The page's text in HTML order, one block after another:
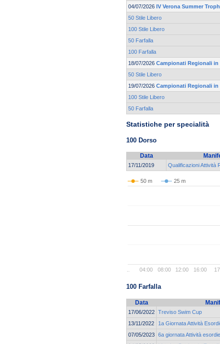
04/07/2026 IV Verona Summer
50 Stile Libero
100 Stile Libero
50 Farfalla
100 Farfalla
18/07/2026 Campionati Regionali in
50 Stile Libero
19/07/2026 Campionati Regionali in
100 Stile Libero
50 Farfalla
Statistiche per specialità
100 Dorso
Data
17/11/2019 Qualificazioni Attività
50 m 25 m
04:00 08:00 12:00 16:00
100 Farfalla
Data
17/06/2022 Treviso Swim Cup
13/11/2022
1a Giornata Attività
07/05/2023 6a giornata Attività